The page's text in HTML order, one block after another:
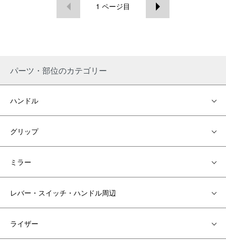
1 ページ目
パーツ・部位のカテゴリー
ハンドル
グリップ
ミラー
レバー・スイッチ・ハンドル周辺
ライザー